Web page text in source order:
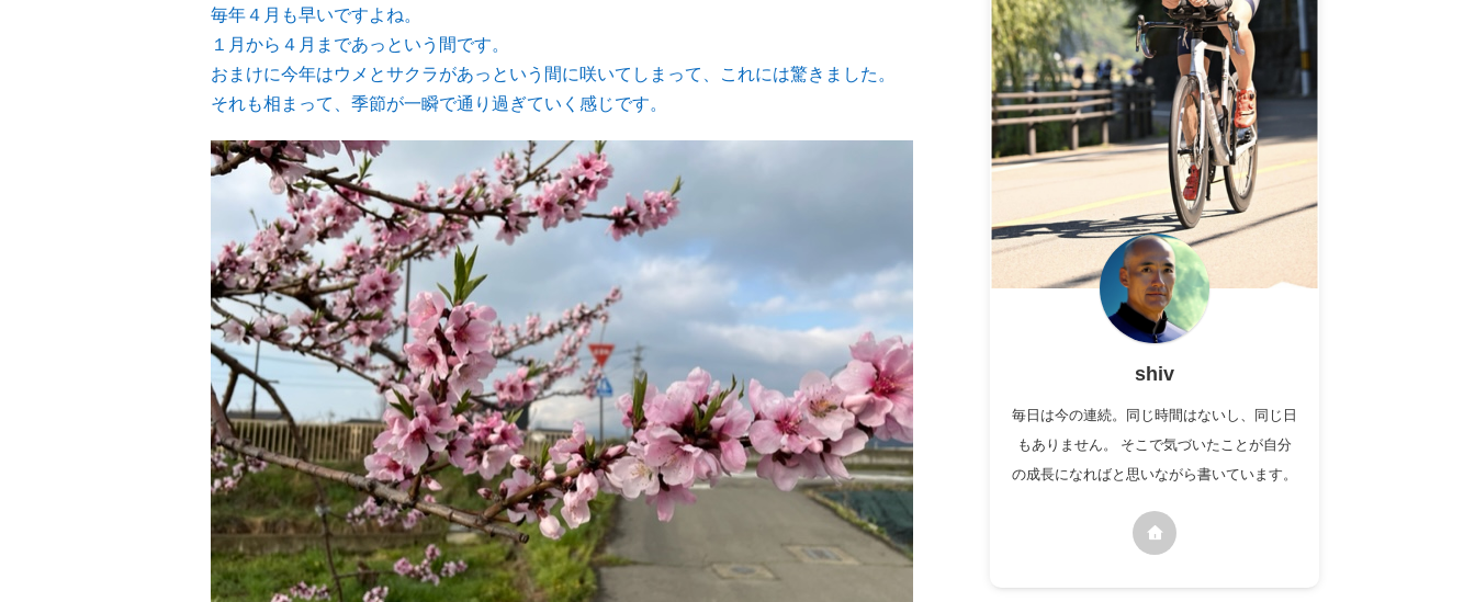
毎年４月も早いですよね。
１月から４月まであっという間です。
おまけに今年はウメとサクラがあっという間に咲いてしまって、これには驚きました。
それも相まって、季節が一瞬で通り過ぎていく感じです。
shiv
毎日は今の連続。同じ時間はないし、同じ日
もありません。 そこで気づいたことが自分
の成長になればと思いながら書いています。